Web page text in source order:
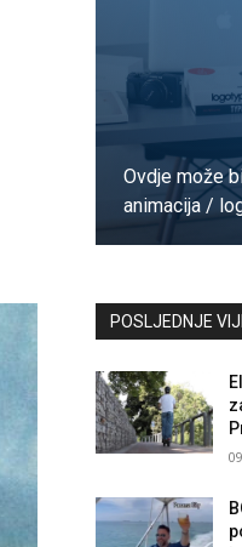
Ovdje može
animacija /
POSLJEDNJE